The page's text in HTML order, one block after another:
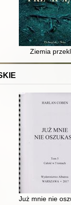
Ziemia
2 Już mnie nie